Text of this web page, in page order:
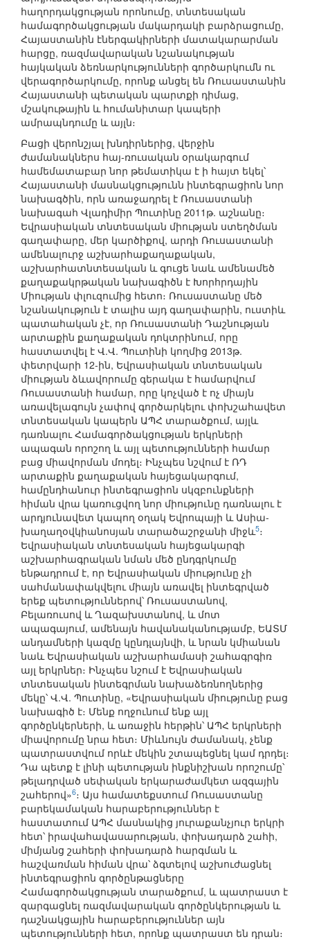
հաղորդակցության որոնումը, տնտեսական
համագործակցության մակարդակի բարձրացումը,
Հայաստանին էներգակիրների մատակարարման
հարցը, ռազմավարական նշանակության
հայկական ձեռնարկությունների գործարկումն ու
վերագործարկումը, որոնք անցել են Ռուսաստանին
Հայաստանի պետական պարտքի դիմաց,
մշակութային և հումանիտար կապերի
ամրապնդումը և այլն։
Բացի վերոնշյալ խնդիրներից, վերջին
ժամանակներս հայ-ռուսական օրակարգում
համեմատաբար նոր թեմատիկա է ի հայտ եկել՝
Հայաստանի մասնակցությունն ինտեգրացիոն նոր
նախագծին, որն առաջադրել է Ռուսաստանի
նախագահ Վլադիմիր Պուտինը 2011թ. աշնանը։
Եվրասիական տնտեսական միության ստեղծման
գաղափարը, մեր կարծիքով, արդի Ռուսաստանի
ամենալուրջ աշխարհաքաղաքական,
աշխարհատնտեսական և գուցե նաև ամենամեծ
քաղաքակրթական նախագիծն է Խորհրդային
Միության փլուզումից հետո։ Ռուսաստանը մեծ
նշանակություն է տալիս այդ գաղափարին, ուստիև
պատահական չէ, որ Ռուսաստանի Դաշնության
արտաքին քաղաքական դոկտրինում, որը
հաստատվել է Վ.Վ. Պուտինի կողմից 2013թ.
փետրվարի 12-ին, Եվրասիական տնտեսական
միության ձևավորումը գերակա է համարվում
Ռուսաստանի համար, որը կոչված է ոչ միայն
առավելագույն չափով գործարկելու փոխշահավետ
տնտեսական կապերն ԱՊՀ տարածքում, այլև
դառնալու Համագործակցության երկրների
ապագան որոշող և այլ պետությունների համար
բաց միավորման մոդել։ Ինչպես նշվում է ՌԴ
արտաքին քաղաքական հայեցակարգում,
համընդհանուր ինտեգրացիոն սկզբունքների
հիման վրա կառուցվող նոր միությունը դառնալու է
արդյունավետ կապող օղակ Եվրոպայի և Ասիա-
խաղաղօվկիանոսյան տարածաշրջանի միջև5։
Եվրասիական տնտեսական հայեցակարգի
աշխարհագրական նման մեծ ընդգրկումը
ենթադրում է, որ Եվրասիական միությունը չի
սահմանափակվելու միայն առավել ինտեգրված
երեք պետություններով՝ Ռուսաստանով,
Բելառուսով և Ղազախստանով, և մոտ
ապագայում, ամենայն հավանականությամբ, ԵԱՏՄ
անդամների կազմը կընդլայնվի, և նրան կմիանան
նաև Եվրասիական աշխարհամասի շահագրգիռ
այլ երկրներ։ Ինչպես նշում է Եվրասիական
տնտեսական ինտեգրման նախաձեռնողներից
մեկը՝ Վ.Վ. Պուտինը, «Եվրասիական միությունը բաց
նախագիծ է։ Մենք ողջունում ենք այլ
գործընկերների, և առաջին հերթին՝ ԱՊՀ երկրների
միավորումը նրա հետ։ Միևնույն ժամանակ, չենք
պատրաստվում որևէ մեկին շտապեցնել կամ դրդել։
Դա պետք է լինի պետության ինքնիշխան որոշումը՝
թելադրված սեփական երկարաժամկետ ազգային
շահերով»6։ Այս համատեքստում Ռուսաստանը
բարեկամական հարաբերություններ է
հաստատում ԱՊՀ մասնակից յուրաքանչյուր երկրի
հետ՝ իրավահավասարության, փոխադարձ շահի,
միմյանց շահերի փոխադարձ հարգման և
հաշվառման հիման վրա՝ ձգտելով աշխուժացնել
ինտեգրացիոն գործընթացները
Համագործակցության տարածքում, և պատրաստ է
զարգացնել ռազմավարական գործընկերության և
դաշնակցային հարաբերություններ այն
պետությունների հետ, որոնք պատրաստ են դրան։